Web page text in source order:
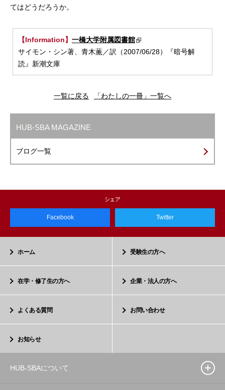
てはどうだろうか。
【Information】 一橋大学附属図書館
サイモン・シン著、青木薫／訳（2007/06/28）『暗号解
読』新潮文庫
一覧に戻る 「わたしの一冊」一覧へ
HUB-SBA MAGAZINE
ブログ一覧
Facebook Twitter
ホーム 受験生の方へ
在学・修了生の方へ 企業・法人の方へ
よくある質問 お問い合わせ
お知らせ
HUB-SBAについて